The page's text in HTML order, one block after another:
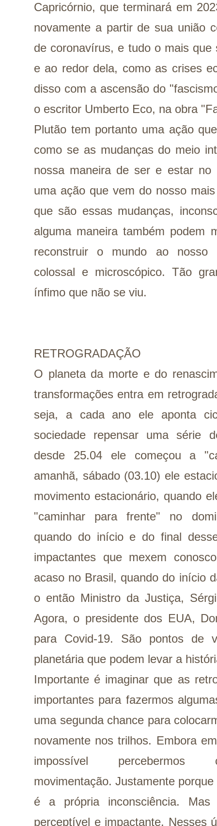
Capricórnio, que terminará em
novamente a partir de sua união
de coronavírus, e tudo o mais que
e ao redor dela, como as crises
disso com a ascensão do
o escritor Umberto Eco, na obra
Plutão tem portanto uma ação
como se as mudanças do meio
nossa maneira de ser e estar no
uma ação que vem do nosso
que são essas mudanças,
alguma maneira também podem
reconstruir o mundo ao nosso
colossal e microscópico. Tão
ínfimo que não se viu.
RETROGRADAÇÃO
O planeta da morte e do
transformações entra em
seja, a cada ano ele aponta
sociedade repensar uma série
desde 25.04 ele começou a
amanhã, sábado (03.10) ele
movimento estacionário, quando
"caminhar para frente" no
quando do início e do final
impactantes que mexem
acaso no Brasil, quando do início
o então Ministro da Justiça,
Agora, o presidente dos EUA,
para Covid-19. São pontos de
planetária que podem levar a
Importante é imaginar que as
importantes para fazermos
uma segunda chance para
novamente nos trilhos. Embora
impossível percebermos
movimentação. Justamente
é a própria inconsciência.
perceptível e impactante. Nesses